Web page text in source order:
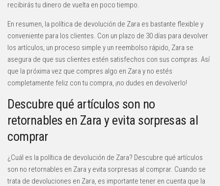
recibirás tu dinero de vuelta en poco tiempo.
En resumen, la política de devolución de Zara es bastante flexible y
conveniente para los clientes. Con un plazo de 30 días para devolver
los artículos, un proceso simple y un reembolso rápido, Zara se
asegura de que sus clientes estén satisfechos con sus compras. Así
que la próxima vez que compres algo en Zara y no estés
completamente feliz con tu compra, ¡no dudes en devolverlo!
Descubre qué artículos son no
retornables en Zara y evita sorpresas al
comprar
¿Cuál es la política de devolución de Zara? Descubre qué artículos
son no retornables en Zara y evita sorpresas al comprar. Cuando se
trata de devoluciones en Zara, es importante tener en cuenta que la